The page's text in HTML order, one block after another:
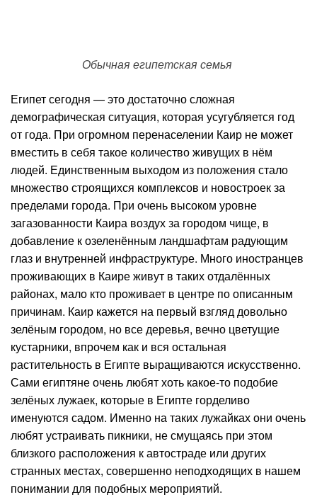
Обычная египетская семья
Египет сегодня — это достаточно сложная
демографическая ситуация, которая усугубляется год
от года. При огромном перенаселении Каир не может
вместить в себя такое количество живущих в нём
людей. Единственным выходом из положения стало
множество строящихся комплексов и новостроек за
пределами города. При очень высоком уровне
загазованности Каира воздух за городом чище, в
добавление к озеленённым ландшафтам радующим
глаз и внутренней инфраструктуре. Много иностранцев
проживающих в Каире живут в таких отдалённых
районах, мало кто проживает в центре по описанным
причинам. Каир кажется на первый взгляд довольно
зелёным городом, но все деревья, вечно цветущие
кустарники, впрочем как и вся остальная
растительность в Египте выращиваются искусственно.
Сами египтяне очень любят хоть какое-то подобие
зелёных лужаек, которые в Египте горделиво
именуются садом. Именно на таких лужайках они очень
любят устраивать пикники, не смущаясь при этом
близкого расположения к автостраде или других
странных местах, совершенно неподходящих в нашем
понимании для подобных мероприятий.